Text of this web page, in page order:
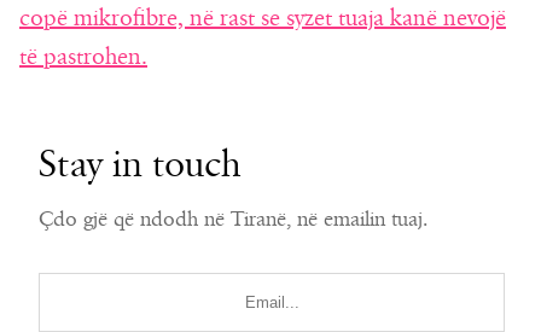
copë mikrofibre, në rast se syzet tuaja kanë nevojë
të pastrohen.
Stay in touch
Çdo gjë që ndodh në Tiranë, në emailin tuaj.